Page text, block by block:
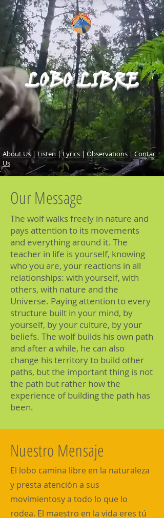
LOBOLIBRE
About Us| Listen |Lyrics | Observations | Contac
Us
Our Message
The wolf walks freely in nature and
pays attention to its movements
and everything around it. The
teacher in life is yourself, knowing
who you are, your reactions in all
relationships: with yourself, with
others, with nature and the
Universe. Paying attention to every
structure built in your mind, by
yourself, by your culture, by your
beliefs. The wolf builds his own path
and after a while, he can also
change his territory to build other
paths, but the important thing is not
the path but rather how the
experience of building the path has
been.
Nuestro Mensaje
El lobo camina libre en la naturaleza
y presta atención a sus
movimientosy a todo lo que lo
rodea. El maestro en la vida eres tú